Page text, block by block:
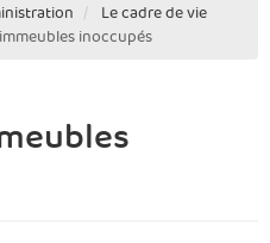
Le cadre de vie
inoccupés